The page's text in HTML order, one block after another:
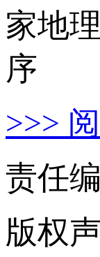
>>>
责任
版权